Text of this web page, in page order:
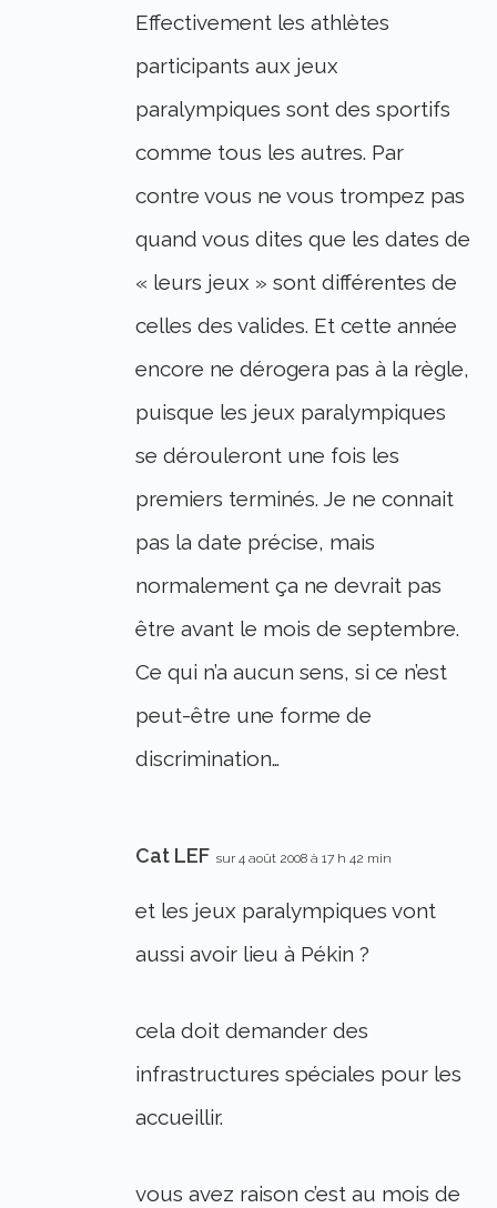
Effectivement les athlètes
participants aux jeux
paralympiques sont des sportifs
comme tous les autres. Par
contre vous ne vous trompez pas
quand vous dites que les dates de
« leurs jeux » sont différentes de
celles des valides. Et cette année
encore ne dérogera pas à la règle,
puisque les jeux paralympiques
se dérouleront une fois les
premiers terminés. Je ne connait
pas la date précise, mais
normalement ça ne devrait pas
être avant le mois de septembre.
Ce qui n’a aucun sens, si ce n’est
peut-être une forme de
discrimination…
Cat LEF sur 4 août 2008 à 17 h 42 min
et les jeux paralympiques vont
aussi avoir lieu à Pékin ?
cela doit demander des
infrastructures spéciales pour les
accueillir.
vous avez raison c’est au mois de